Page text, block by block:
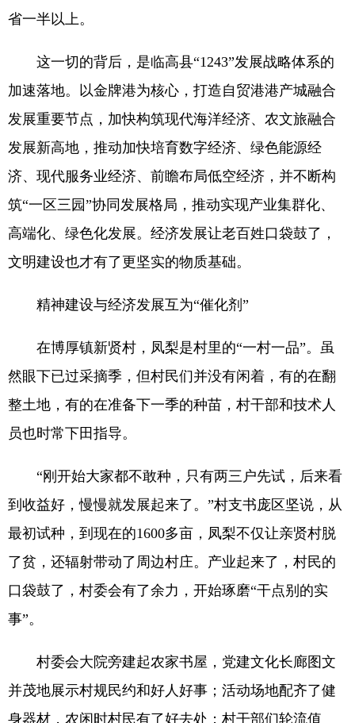
省一半以上。
这一切的背后，是临高县“1243”发展战略体系的
加速落地。以金牌港为核心，打造自贸港港产城融合
发展重要节点，加快构筑现代海洋经济、农文旅融合
发展新高地，推动加快培育数字经济、绿色能源经
济、现代服务业经济、前瞻布局低空经济，并不断构
筑“一区三园”协同发展格局，推动实现产业集群化、
高端化、绿色化发展。经济发展让老百姓口袋鼓了，
文明建设也才有了更坚实的物质基础。
精神建设与经济发展互为“催化剂”
在博厚镇新贤村，凤梨是村里的“一村一品”。虽
然眼下已过采摘季，但村民们并没有闲着，有的在翻
整土地，有的在准备下一季的种苗，村干部和技术人
员也时常下田指导。
“刚开始大家都不敢种，只有两三户先试，后来看
到收益好，慢慢就发展起来了。”村支书庞区坚说，从
最初试种，到现在的1600多亩，凤梨不仅让亲贤村脱
了贫，还辐射带动了周边村庄。产业起来了，村民的
口袋鼓了，村委会有了余力，开始琢磨“干点别的实
事”。
村委会大院旁建起农家书屋，党建文化长廊图文
并茂地展示村规民约和好人好事；活动场地配齐了健
身器材，农闲时村民有了好去处；村干部们轮流值